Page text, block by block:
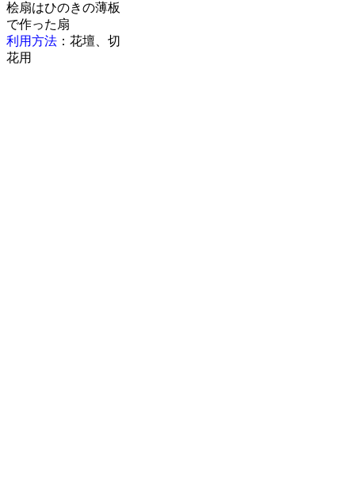
桧扇はひのきの薄板
で作った扇
利用方法 ：花壇、切
花用